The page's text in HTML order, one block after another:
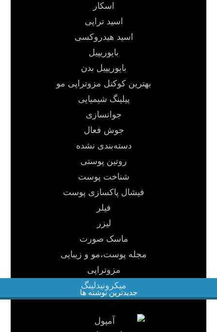
اسکار
اسید تراپی
اسید هیدروکسی
بایوریپیل
بایوریپیل بدن
بهترین کوکتل مزوتراپی مو
پیلینگ شیمیایی
جوانسازی
جوش فعال
دسته‌بندی نشده
روتین پوستی
شناخت پوست
فیشال پاکسازی پوست
فیلر
لیزر
ماسک صورت
مجله پوست،مو و زیبایی
مزوتراپی
میکرونیدلینگ
جدیدترین نوشته ها